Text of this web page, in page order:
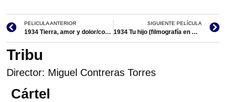
PELICULA ANTERIOR
1934 Tierra, amor y dolor/codirección..
SIGUIENTE PELÍCULA
1934 Tu hijo (filmografía en México)
Tribu
Director: Miguel Contreras Torres
Cártel